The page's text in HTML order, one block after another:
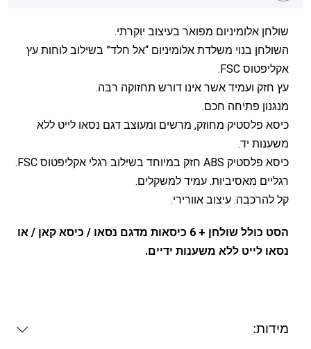
שולחן אלומיניום מפואר בעיצוב יוקרתי.
השולחן בנוי משלדת אלומיניום “אל חלד” בשילוב לוחות עץ
אקליפטוס FSC.
עץ חזק ועמיד אשר אינו דורש תחזוקה רבה.
מנגנון פתיחה חכם.
כיסא פלסטיק מחוזק, מרשים ומעוצב דגם נסאו לייט ללא
משענות יד.
כיסא פלסטיק ABS חזק במיוחד בשילוב רגלי אקליפטוס FSC.
רגליים מאסיביות. עמיד למשקלים.
קל להרכבה. עיצוב אוורירי.
הסט כולל שולחן + 6 כיסאות מדגם נסאו / כיסא קאן / או
נסאו לייט ללא משענות ידיים.
מידות: